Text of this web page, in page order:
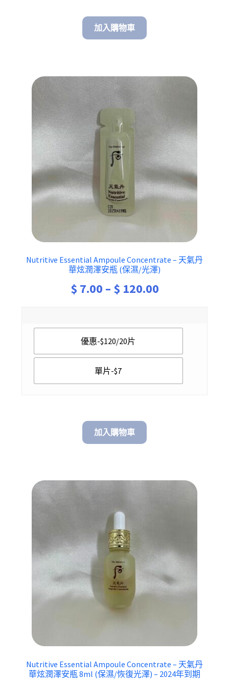
加入購物車
Nutritive Essential Ampoule Concentrate – 天氣丹
華炫潤澤安瓶 (保濕/光澤)
$ 7.00 – $ 120.00Price
$ 7.00
優惠-$120/20片
單片-$7
加入購物車
Nutritive Essential Ampoule Concentrate – 天氣丹
華炫潤澤安瓶 8ml (保濕/恢復光澤) – 2024年到期